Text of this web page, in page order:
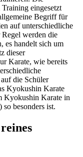
eingesetzt
Begriff für
auf unterschiedliche
werden die
es handelt sich um
dieser
Karate, wie bereits
die Schüler
Kyokushin Karate
Kyokushin Karate in
besonders ist.